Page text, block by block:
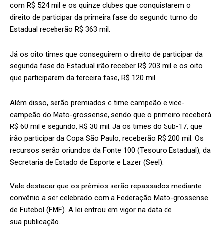
com R$ 524 mil e os quinze clubes que conquistarem o
direito de participar da primeira fase do segundo turno do
Estadual receberão R$ 363 mil.
Já os oito times que conseguirem o direito de participar da
segunda fase do Estadual irão receber R$ 203 mil e os oito
que participarem da terceira fase, R$ 120 mil.
Além disso, serão premiados o time campeão e vice-
campeão do Mato-grossense, sendo que o primeiro receberá
R$ 60 mil e segundo, R$ 30 mil. Já os times do Sub-17, que
irão participar da Copa São Paulo, receberão R$ 200 mil. Os
recursos serão oriundos da Fonte 100 (Tesouro Estadual), da
Secretaria de Estado de Esporte e Lazer (Seel).
Vale destacar que os prêmios serão repassados mediante
convênio a ser celebrado com a Federação Mato-grossense
de Futebol (FMF). A lei entrou em vigor na data de
sua publicação.